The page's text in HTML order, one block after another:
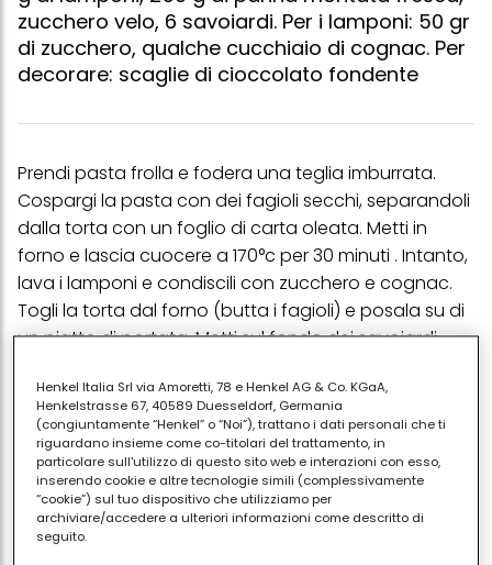
zucchero velo, 6 savoiardi. Per i lamponi: 50 gr
di zucchero, qualche cucchiaio di cognac. Per
decorare: scaglie di cioccolato fondente
Prendi pasta frolla e fodera una teglia imburrata.
Cospargi la pasta con dei fagioli secchi, separandoli
dalla torta con un foglio di carta oleata. Metti in
forno e lascia cuocere a 170°c per 30 minuti . Intanto,
lava i lamponi e condiscili con zucchero e cognac.
Togli la torta dal forno (butta i fagioli) e posala su di
un piatto di portata. Metti sul fondo dei savoiardi
con panna montata freschissima e scagliette di
cioccolato amaro.
Condividi
Henkel Italia Srl via Amoretti, 78 e Henkel AG & Co. KGaA,
Henkelstrasse 67, 40589 Duesseldorf, Germania
(congiuntamente “Henkel” o “Noi”), trattano i dati personali che ti
riguardano insieme come co-titolari del trattamento, in
particolare sull'utilizzo di questo sito web e interazioni con esso,
inserendo cookie e altre tecnologie simili (complessivamente
“cookie”) sul tuo dispositivo che utilizziamo per
archiviare/accedere a ulteriori informazioni come descritto di
seguito.